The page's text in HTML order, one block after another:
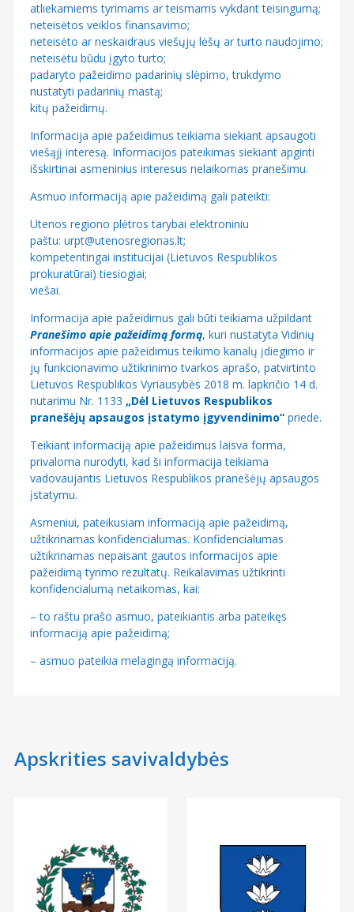
atliekamiems tyrimams ar teismams vykdant teisingumą;
neteisėtos veiklos finansavimo;
neteisėto ar neskaidraus viešųjų lėšų ar turto naudojimo;
neteisėtu būdu įgyto turto;
padaryto pažeidimo padarinių slėpimo, trukdymo
nustatyti padarinių mastą;
kitų pažeidimų.
Informacija apie pažeidimus teikiama siekiant apsaugoti
viešąjį interesą. Informacijos pateikimas siekiant apginti
išskirtinai asmeninius interesus nelaikomas pranešimu.
Asmuo informaciją apie pažeidimą gali pateikti:
Utenos regiono plėtros tarybai elektroniniu
paštu: urpt@utenosregionas.lt;
kompetentingai institucijai (Lietuvos Respublikos
prokuratūrai) tiesiogiai;
viešai.
Informacija apie pažeidimus gali būti teikiama užpildant
Pranešimo apie pažeidimą formą, kuri nustatyta Vidinių
informacijos apie pažeidimus teikimo kanalų įdiegimo ir
jų funkcionavimo užtikrinimo tvarkos aprašo, patvirtinto
Lietuvos Respublikos Vyriausybės 2018 m. lapkričio 14 d.
nutarimu Nr. 1133 „Dėl Lietuvos Respublikos
pranešėjų apsaugos įstatymo įgyvendinimo“ priede.
Teikiant informaciją apie pažeidimus laisva forma,
privaloma nurodyti, kad ši informacija teikiama
vadovaujantis Lietuvos Respublikos pranešėjų apsaugos
įstatymu.
Asmeniui, pateikusiam informaciją apie pažeidimą,
užtikrinamas konfidencialumas. Konfidencialumas
užtikrinamas nepaisant gautos informacijos apie
pažeidimą tyrimo rezultatų. Reikalavimas užtikrinti
konfidencialumą netaikomas, kai:
– to raštu prašo asmuo, pateikiantis arba pateikęs
informaciją apie pažeidimą;
– asmuo pateikia melagingą informaciją.
Apskrities savivaldybės